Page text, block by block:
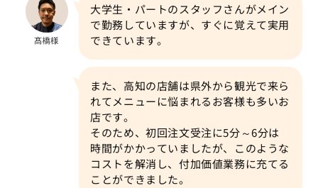
大学生・パートのスタッフさんがメイン
で勤務していますが、すぐに覚えて実用
できています。
また、高知の店舗は県外から観光で来ら
れてメニューに悩まれるお客様も多いお
店です。
そのため、初回注文受注に5分～6分は
時間がかかっていましたが、このような
コストを解消し、付加価値業務に充てる
ことができました。